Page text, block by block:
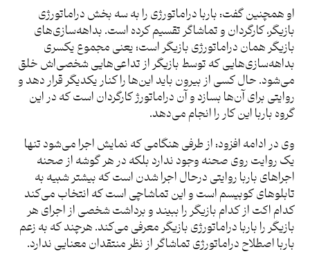
او همچنین گفت: باربا دراماتورژی را به سه بخش دراماتورژی
بازیگر، کارگردان و تماشاگر تقسیم کرده است. بداهه‌سازی‌های
بازیگر همان دراماتورژی بازیگر است؛ یعنی مجموع یکسری
بداهه‌سازی‌هایی که توسط بازیگر از تداعی‌هایی شخصی‌اش خلق
می‌شود. حال کسی از بیرون باید این‌ها را کنار یکدیگر قرار دهد و
روایتی برای آن‌ها بسازد و آن دراماتورژ کارگردان است که در این
گروه باربا این کار را انجام می‌دهد.
وی در ادامه افزود: از طرفی هنگامی که نمایش اجرا می‌شود تنها
یک روایت روی صحنه وجود ندارد بلکه در هر گوشه از صحنه
اجراهای باربا روایتی درحال اجرا شدن است که بیشتر شبیه به
تابلوهای کوبیسم است و این تماشاچی است که انتخاب می‌کند
کدام اکت از کدام بازیگر را ببیند و برداشت شخصی از اجرای هر
بازیگر را باربا دراماتورژی بازیگر معرفی می‌کند. هرچند که به زعم
باربا اصطلاح دراماتورژی تماشاگر از نظر منتقدان معنایی ندارد.